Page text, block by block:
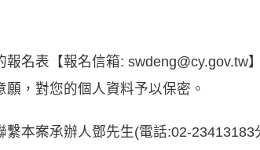
報名表【報名信箱: swdeng@cy.gov.tw
，對您的個人資料予以保密。
本案承辦人鄧先生(電話:02-